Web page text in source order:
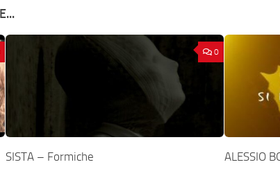
0
SISTA – Formiche ALESSIO